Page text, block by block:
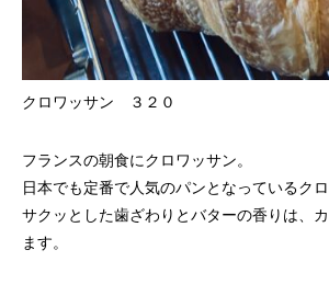
クロワッサン ３２０
フランスの朝食にクロワッサン。
日本でも定番で人気のパンとなっているク
サクッとした歯ざわりとバターの香りは、
ます。